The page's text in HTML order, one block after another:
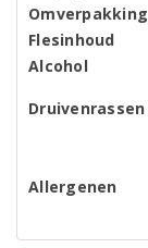
Omverpakking
Flesinhoud
Alcohol
Druivenrassen
Allergenen